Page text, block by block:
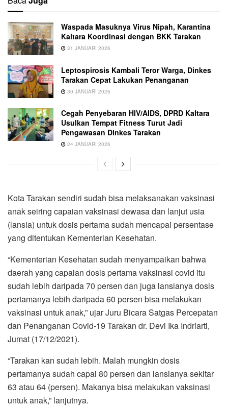
Waspada Masuknya Virus Nipah, Karantina
Kaltara Koordinasi dengan BKK Tarakan
31 JANUARI 2026
Leptospirosis Kambali Teror Warga, Dinkes
Tarakan Cepat Lakukan Penanganan
30 JANUARI 2026
Cegah Penyebaran HIV/AIDS, DPRD Kaltara
Usulkan Tempat Fitness Turut Jadi
Pengawasan Dinkes Tarakan
24 JANUARI 2026
Kota Tarakan sendiri sudah bisa melaksanakan vaksinasi
anak seiring capaian vaksinasi dewasa dan lanjut usia
(lansia) untuk dosis pertama sudah mencapai persentase
yang ditentukan Kementerian Kesehatan.
“Kementerian Kesehatan sudah menyampaikan bahwa
daerah yang capaian dosis pertama vaksinasi covid itu
sudah lebih daripada 70 persen dan juga lansianya dosis
pertamanya lebih daripada 60 persen bisa melakukan
vaksinasi untuk anak,” ujar Juru Bicara Satgas Percepatan
dan Penanganan Covid-19 Tarakan dr. Devi Ika Indriarti,
Jumat (17/12/2021).
“Tarakan kan sudah lebih. Malah mungkin dosis
pertamanya sudah capai 80 persen dan lansianya sekitar
63 atau 64 (persen). Makanya bisa melakukan vaksinasi
untuk anak,” lanjutnya.